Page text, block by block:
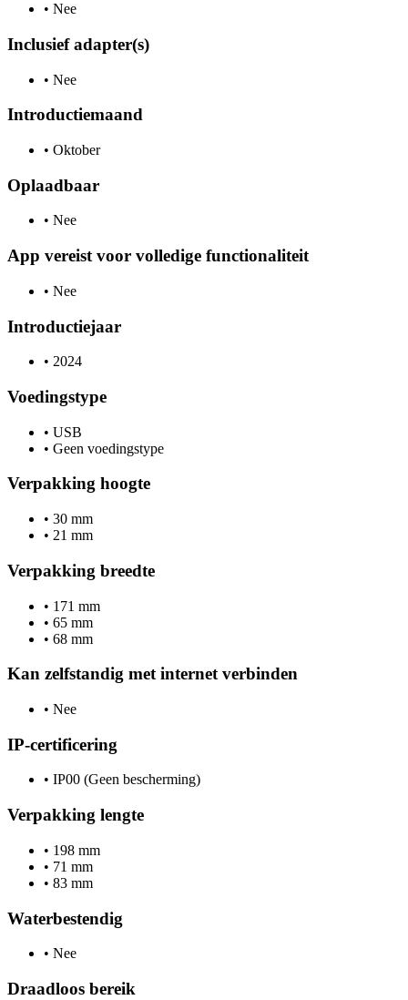
• Nee
Inclusief adapter(s)
• Nee
Introductiemaand
• Oktober
Oplaadbaar
• Nee
App vereist voor volledige functionaliteit
• Nee
Introductiejaar
• 2024
Voedingstype
• USB
• Geen voedingstype
Verpakking hoogte
• 30 mm
• 21 mm
Verpakking breedte
• 171 mm
• 65 mm
• 68 mm
Kan zelfstandig met internet verbinden
• Nee
IP-certificering
• IP00 (Geen bescherming)
Verpakking lengte
• 198 mm
• 71 mm
• 83 mm
Waterbestendig
• Nee
Draadloos bereik